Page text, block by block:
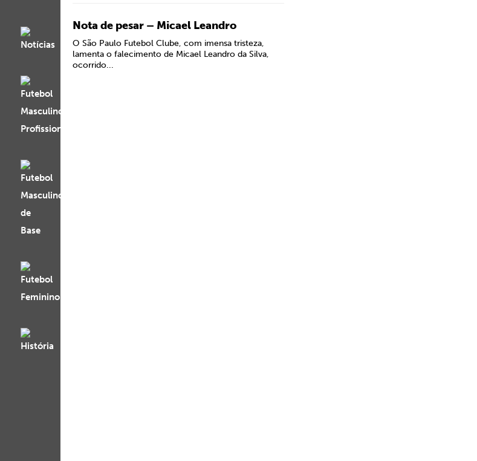
Nota de pesar – Micael Leandro
O São Paulo Futebol Clube, com imensa tristeza,
lamenta o falecimento de Micael Leandro da Silva,
ocorrido...